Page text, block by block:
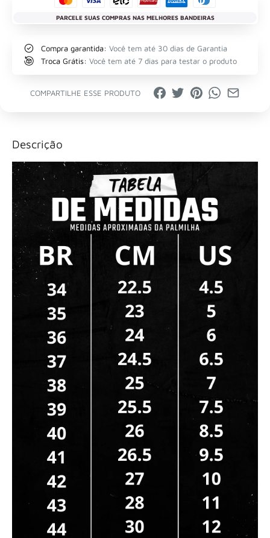
PARCELE SUAS COMPRAS NAS MELHORES BANDEIRAS
Compra garantida: Você tem até 30 dias de Garantia
Troca Grátis: Você tem até 7 dias para testar o produto
COMPARTILHE ESSE PRODUTO
Descrição